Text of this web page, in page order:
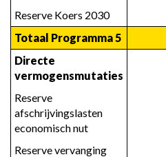
Reserve Koers 2030
Totaal Programma 5
Directe
vermogensmutaties
Reserve
afschrijvingslasten
economisch nut
Reserve vervanging